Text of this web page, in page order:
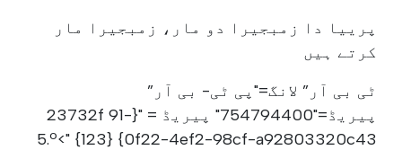
پرییا دا زمبجیرا دو مار، زمبجیرا مار
کرتے ہیں
ٹی بی آر” لانگ="پی ٹی- بی آر”
پیریڈ="754794400" پیریڈ = "{23732f 91-
0f22-4ef2-98cf-a92803320c43} {123} ">5.º